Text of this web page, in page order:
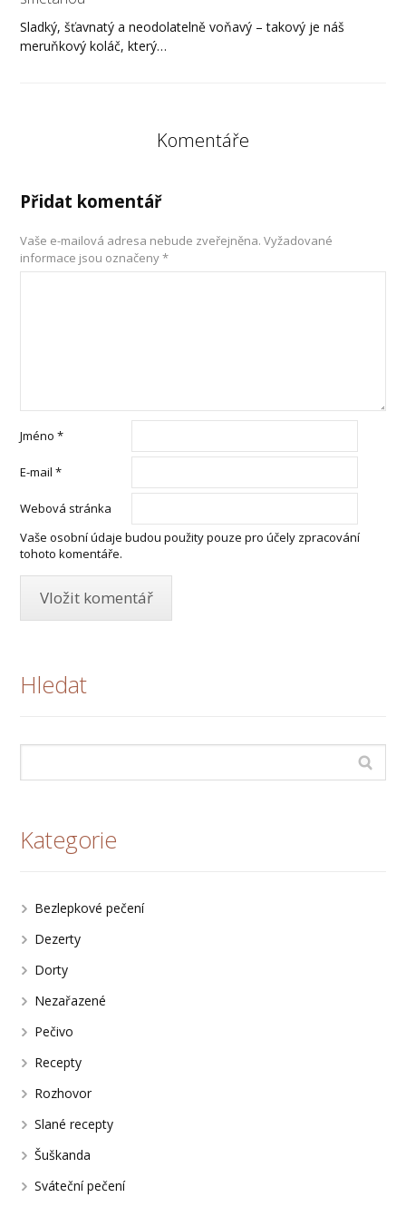
Sladký, šťavnatý a neodolatelně voňavý – takový je náš
meruňkový koláč, který…
Komentáře
Přidat komentář
Vaše e-mailová adresa nebude zveřejněna. Vyžadované
informace jsou označeny*
Jméno*
E-mail*
Webová stránka
Vaše osobní údaje budou použity pouze pro účely zpracování
tohoto komentáře.
Hledat
Kategorie
Bezlepkové pečení
Dezerty
Dorty
Nezařazené
Pečivo
Recepty
Rozhovor
Slané recepty
Šuškanda
Sváteční pečení